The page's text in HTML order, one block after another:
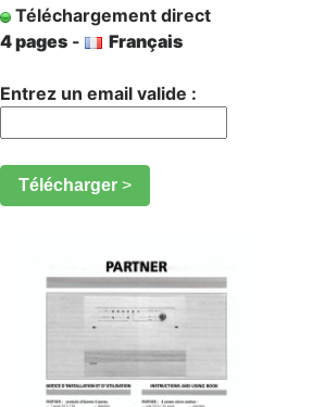
Téléchargement direct
4 pages - Français
Entrez un email valide :
Télécharger >